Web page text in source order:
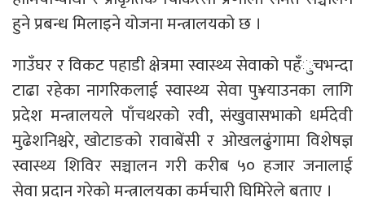
हुने प्रबन्ध मिलाइने योजना मन्त्रालयको छ ।
गाउँघर र विकट पहाडी क्षेत्रमा स्वास्थ्य सेवाको पहँुचभन्दा
टाढा रहेका नागरिकलाई स्वास्थ्य सेवा पु¥याउनका लागि
प्रदेश मन्त्रालयले पाँचथरको रवी, संखुवासभाको धर्मदेवी
मुढेशनिश्चरे, खोटाङको रावाबेंसी र ओखलढुंगामा विशेषज्ञ
स्वास्थ्य शिविर सञ्चालन गरी करीब ५० हजार जनालाई
सेवा प्रदान गरेको मन्त्रालयका कर्मचारी घिमिरेले बताए ।